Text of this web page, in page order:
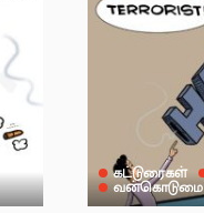
கட்டுரைகள்
வன்கொடுமை